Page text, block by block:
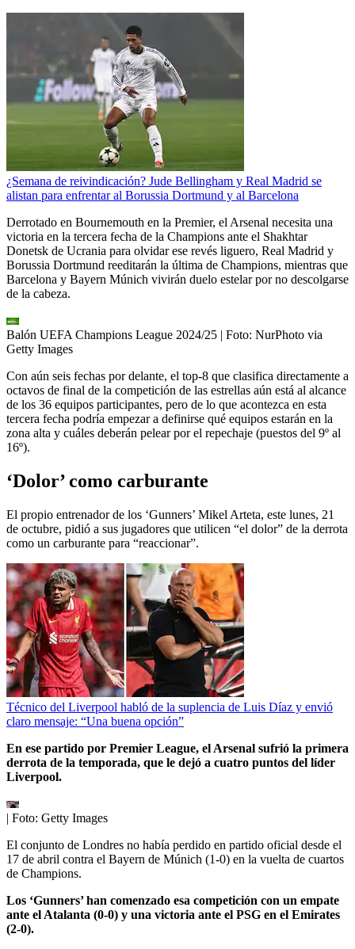
¿Semana de reivindicación? Jude Bellingham y Real Madrid se
alistan para enfrentar al Borussia Dortmund y al Barcelona
Derrotado en Bournemouth en la Premier, el Arsenal necesita una
victoria en la tercera fecha de la Champions ante el Shakhtar
Donetsk de Ucrania para olvidar ese revés liguero, Real Madrid y
Borussia Dortmund reeditarán la última de Champions, mientras que
Barcelona y Bayern Múnich vivirán duelo estelar por no descolgarse
de la cabeza.
Balón UEFA Champions League 2024/25 | Foto: NurPhoto via
Getty Images
Con aún seis fechas por delante, el top-8 que clasifica directamente a
octavos de final de la competición de las estrellas aún está al alcance
de los 36 equipos participantes, pero de lo que acontezca en esta
tercera fecha podría empezar a definirse qué equipos estarán en la
zona alta y cuáles deberán pelear por el repechaje (puestos del 9º al
16º).
‘Dolor’ como carburante
El propio entrenador de los ‘Gunners’ Mikel Arteta, este lunes, 21
de octubre, pidió a sus jugadores que utilicen “el dolor” de la derrota
como un carburante para “reaccionar”.
Técnico del Liverpool habló de la suplencia de Luis Díaz y envió
claro mensaje: “Una buena opción”
En ese partido por Premier League, el Arsenal sufrió la primera
derrota de la temporada, que le dejó a cuatro puntos del líder
Liverpool.
| Foto: Getty Images
El conjunto de Londres no había perdido en partido oficial desde el
17 de abril contra el Bayern de Múnich (1-0) en la vuelta de cuartos
de Champions.
Los ‘Gunners’ han comenzado esa competición con un empate
ante el Atalanta (0-0) y una victoria ante el PSG en el Emirates
(2-0).